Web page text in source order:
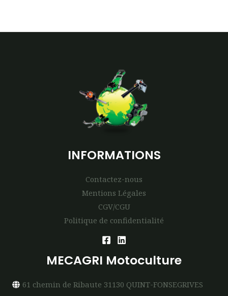
INFORMATIONS
Contactez-nous
Mentions Légales
CGV/CGU
Politique de confidentialité
MECAGRI Motoculture
61 chemin de Ribaute 31130 QUINT-FONSEGRIVES